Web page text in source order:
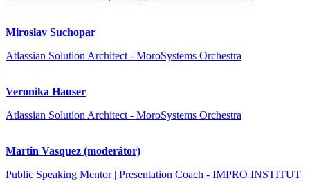
Miroslav Suchopar
Atlassian Solution Architect - MoroSystems Orchestra
Veronika Hauser
Atlassian Solution Architect - MoroSystems Orchestra
Martin Vasquez (moderátor)
Public Speaking Mentor | Presentation Coach - IMPRO INSTITUT